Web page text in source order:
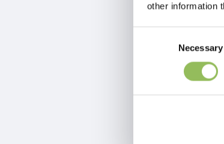
other information
Necessary